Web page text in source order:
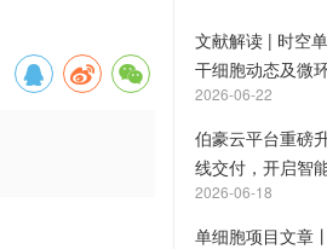
文献解读 | 时空
干细胞动态及微
2026-06-22
伯豪云平台重磅
线交付，开启智
2026-06-18
单细胞项目文章